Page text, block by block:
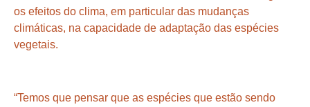
os efeitos do clima, em particular das mudanças
climáticas, na capacidade de adaptação das espécies
vegetais.
“Temos que pensar que as espécies que estão sendo